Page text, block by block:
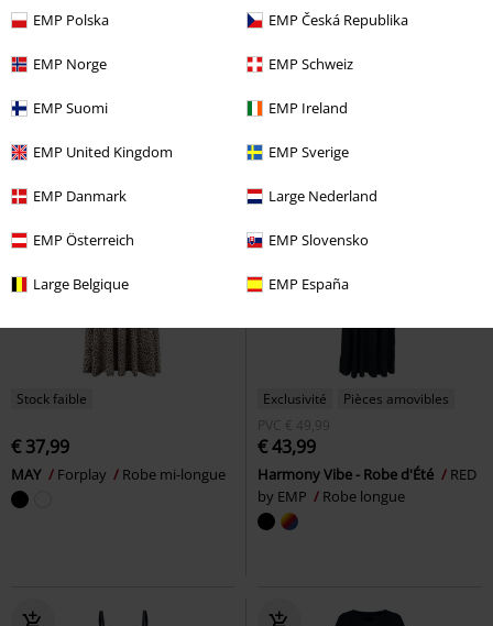
EMP Polska EMP Česká Republika
EMP Norge EMP Schweiz
EMP Suomi EMP Ireland
EMP United Kingdom EMP Sverige
EMP Danmark Large Nederland
EMP Österreich EMP Slovensko
Large Belgique EMP España
€ 43,99
Robe Nouée À L'Avant Rock Rebel
À Carreaux
Robe courte
€ 45,89
Robe Noire
courte
Stock faible
€ 37,99
MAY Forplay Robe mi-longue
Exclusivité
Pièces amovibles
PVC € 49,99
€ 43,99
Harmony Vibe - Robe d'Été
RED
by EMP
Robe longue